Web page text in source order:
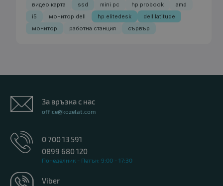
видео карта
ssd mini pc hp probook
amd
i5
монитор dell hp elitedesk
dell latitude
монитор
работна станция сървър
За връзка с нас
office@kozelat.com
0 700 13 591
0899 680 120
Понеделник - Петък: 9:00 - 17:30
Viber